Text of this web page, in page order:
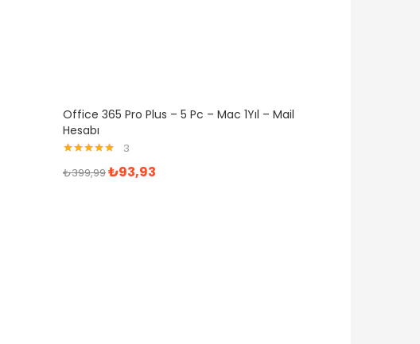
Office 365 Pro Plus – 5 Pc – Mac 1Yıl – Mail
Hesabı
5.00oy aldı
3
₺399,99₺93,93